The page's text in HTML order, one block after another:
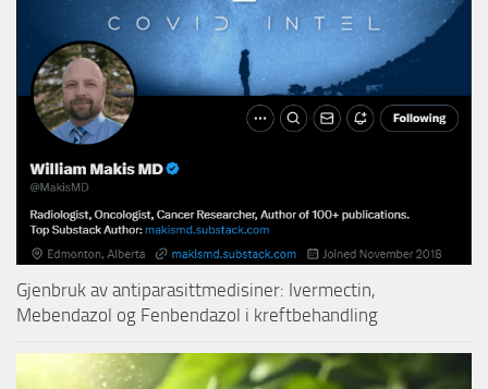
Gjenbruk av antiparasittmedisiner: Ivermectin,
Mebendazol og Fenbendazol i kreftbehandling